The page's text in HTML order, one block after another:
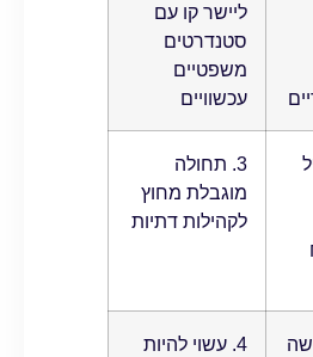
ליישר קו עם
סטנדרטים
משפטיים
עכשוויים
3. תחולה
מוגבלת מחוץ
לקהילות דתיות
4. עשוי להיות